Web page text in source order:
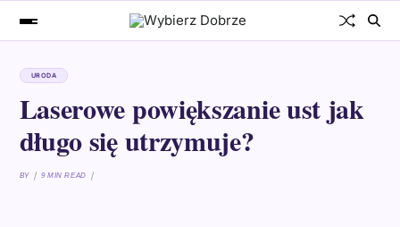
URODA
Laserowe powiększanie ust jak
długo się utrzymuje?
BY 9 MIN READ